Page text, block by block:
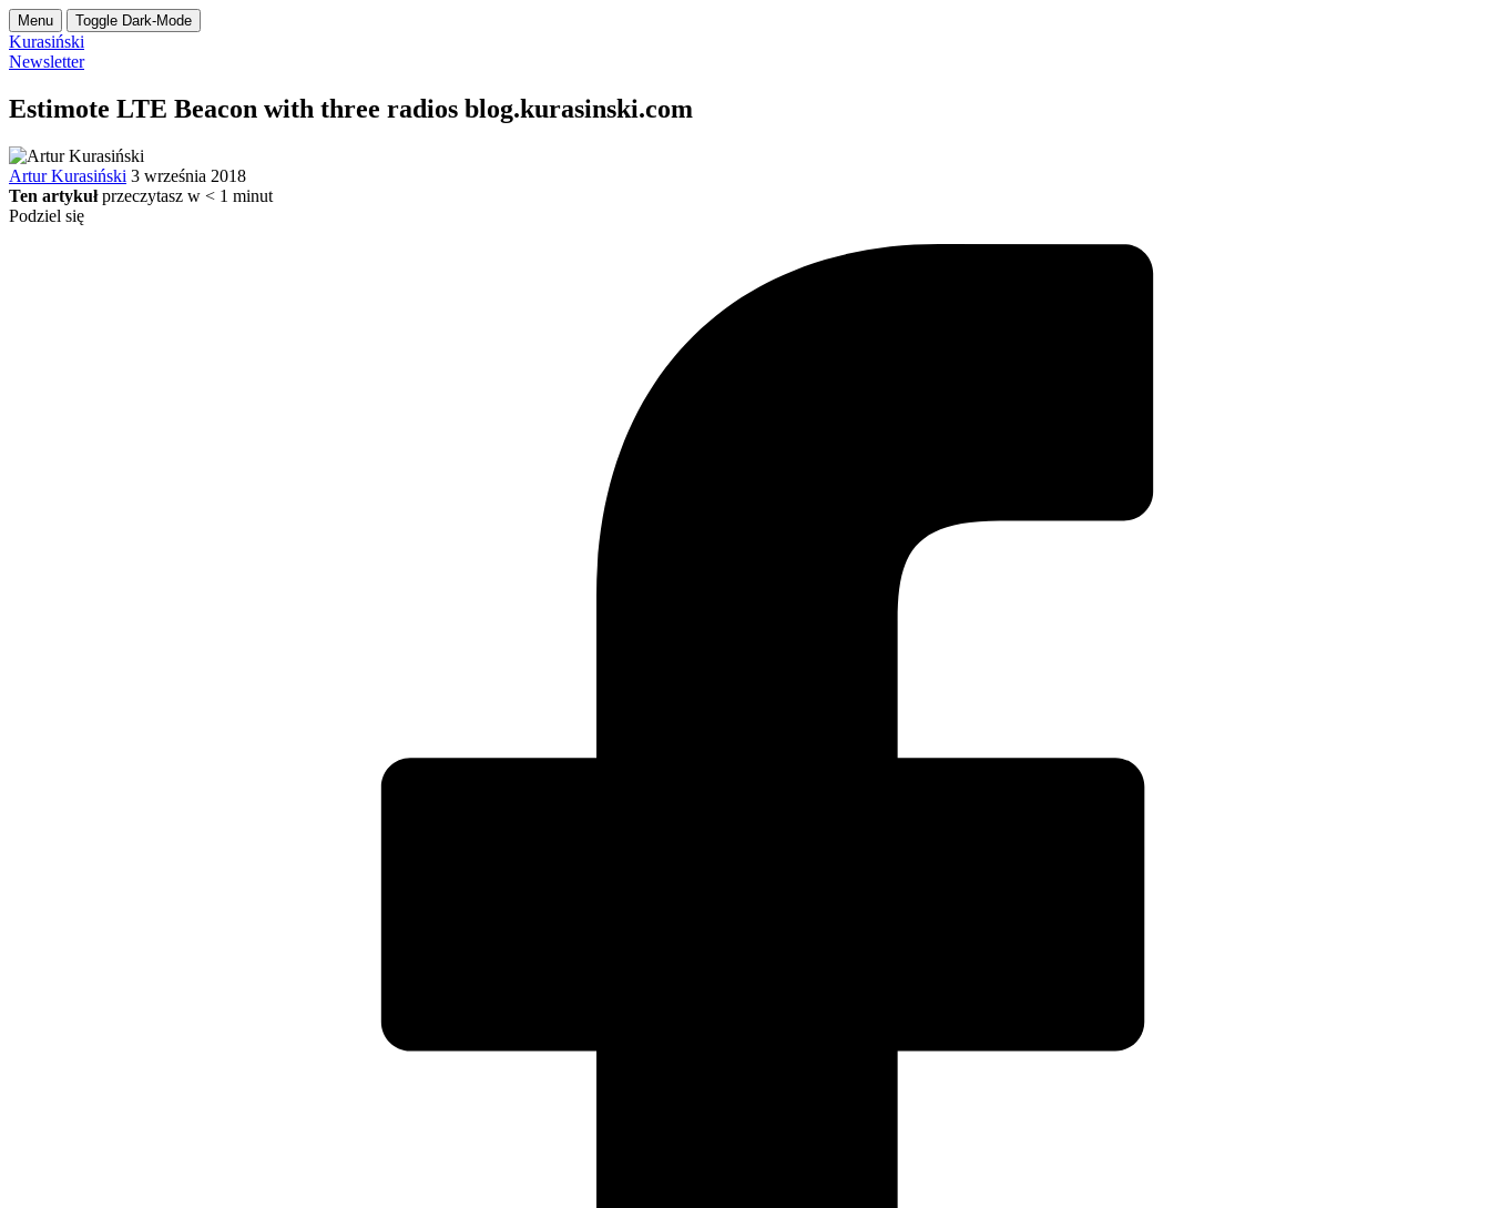
Menu Toggle Dark-Mode
Kurasiński
Newsletter
Estimote LTE Beacon with three radios blog.kurasinski.com
Artur Kurasiński 3 września 2018
Ten artykuł przeczytasz w < 1 minut
Podziel się